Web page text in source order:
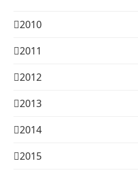
2010
2011
2012
2013
2014
2015